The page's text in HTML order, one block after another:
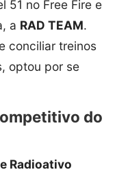
51 no Free Fire e
a RAD TEAM.
conciliar treinos
optou por se
do
Radioativo